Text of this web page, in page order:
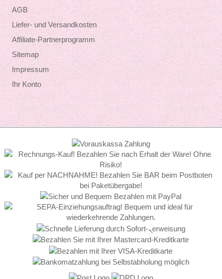
AGB
Liefer- und Versandkosten
Affiliate-Partnerprogramm
Sitemap
Impressum
Ihr Konto